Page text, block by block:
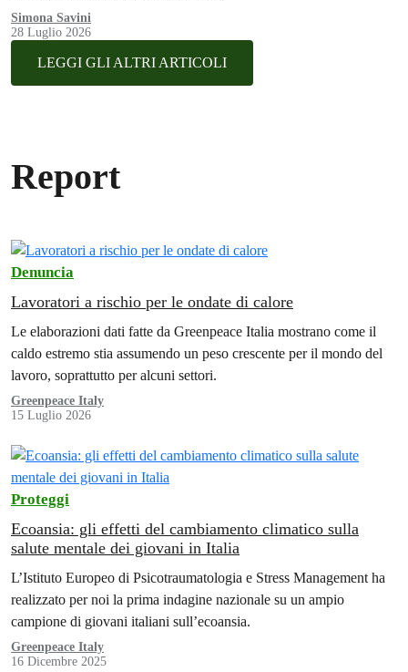
Simona Savini
28 Luglio 2026
LEGGI GLI ALTRI ARTICOLI
Report
Denuncia
Lavoratori a rischio per le ondate di calore
Le elaborazioni dati fatte da Greenpeace Italia mostrano come il
caldo estremo stia assumendo un peso crescente per il mondo del
lavoro, soprattutto per alcuni settori.
Greenpeace Italy
15 Luglio 2026
Proteggi
Ecoansia: gli effetti del cambiamento climatico sulla
salute mentale dei giovani in Italia
L’Istituto Europeo di Psicotraumatologia e Stress Management ha
realizzato per noi la prima indagine nazionale su un ampio
campione di giovani italiani sull’ecoansia.
Greenpeace Italy
16 Dicembre 2025